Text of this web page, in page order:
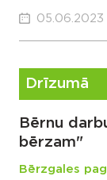
Drīzumā
Bērnu
bērzam"
Bērzgales